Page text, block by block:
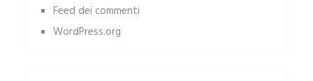
Feed dei commenti
WordPress.org